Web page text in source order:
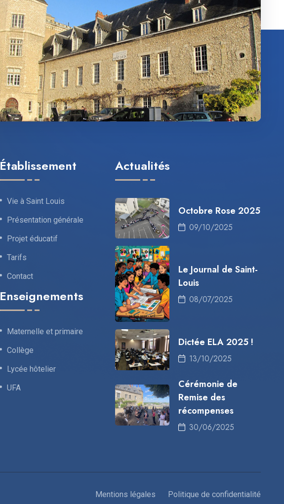
Établissement
Vie à Saint Louis
Présentation générale
Projet éducatif
Tarifs
Contact
Enseignements
Maternelle et primaire
Collège
Lycée hôtelier
UFA
Actualités
Octobre Rose 2025
09/10/2025
Le Journal de Saint-
Louis
08/07/2025
Dictée ELA 2025 !
13/10/2025
Cérémonie de
Remise des
récompenses
30/06/2025
Mentions légales Politique de confidentialité